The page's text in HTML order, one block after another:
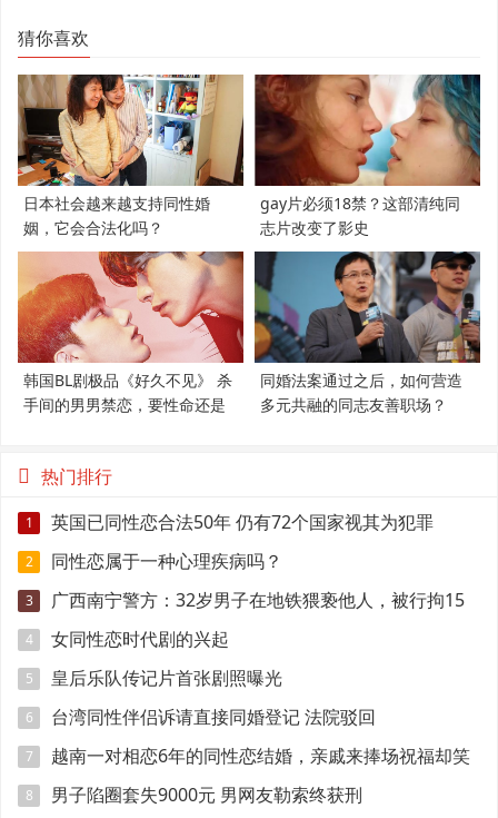
猜你喜欢
日本社会越来越支持同性婚
姻，它会合法化吗？
gay片必须18禁？这部清纯同
志片改变了影史
韩国BL剧极品《好久不见》 杀
手间的男男禁恋，要性命还是
同婚法案通过之后，如何营造
多元共融的同志友善职场？
热门排行
1 英国已同性恋合法50年 仍有72个国家视其为犯罪
2 同性恋属于一种心理疾病吗？
3
广西南宁警方：32岁男子在地铁猥亵他人，被行拘15
日
4 女同性恋时代剧的兴起
5 皇后乐队传记片首张剧照曝光
6 台湾同性伴侣诉请直接同婚登记 法院驳回
7
越南一对相恋6年的同性恋结婚，亲戚来捧场祝福却笑
得有点尴尬
8 男子陷圈套失9000元 男网友勒索终获刑